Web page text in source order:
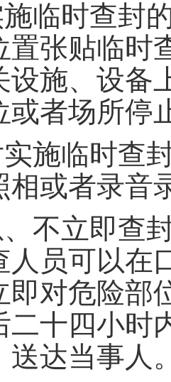
施临时查封
置张贴临时
设施、设备
或者场所停
实施临时查
相或者录音
不立即查
人员可以在
即对危险部
二十四小时
送达当事人